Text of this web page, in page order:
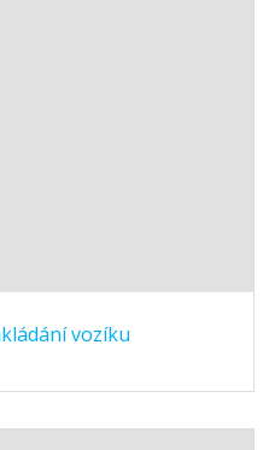
vozíku